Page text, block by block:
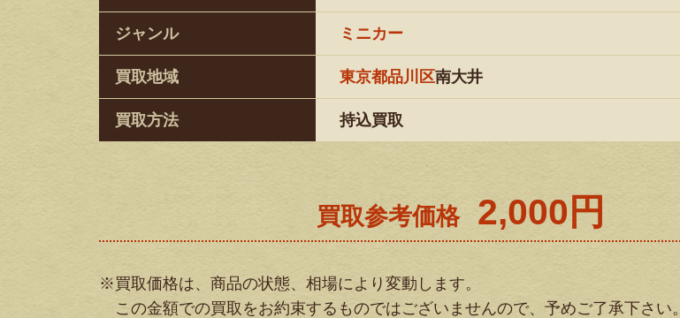
ジャンル ミニカー
買取地域 東京都品川区南大井
買取方法 持込買取
買取参考価格 2,000円
※買取価格は、商品の状態、相場により変動します。
この金額での買取をお約束するものではございませんので、予めご了承下さい。